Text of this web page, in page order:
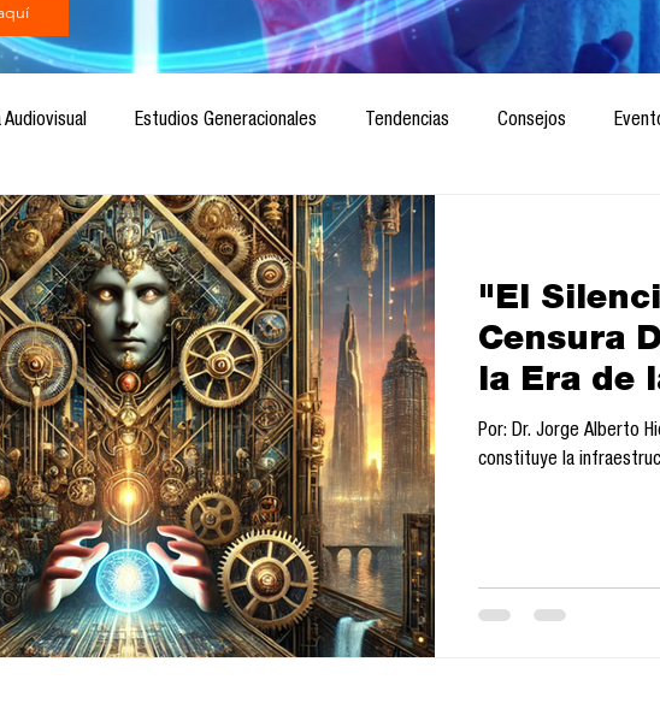
Estudios Generacionales Tendencias Consejos
Comunicación y Sociedad Marketing digital
H&NhCL CICA/Sintaxis Revista ComA Observatorio
Podcast Video Informes de investigación
"El
Censura
la Era de
Por: Dr. Jorge Alberto
constituye la